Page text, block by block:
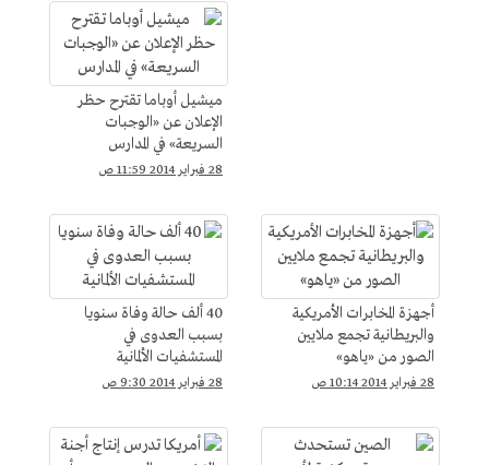
ميشيل أوباما تقترح حظر
الإعلان عن «الوجبات
السريعة» في المدارس
28 فبراير 2014 11:59 ص
أجهزة المخابرات الأمريكية
والبريطانية تجمع ملايين
الصور من «ياهو»
28 فبراير 2014 10:14 ص
40 ألف حالة وفاة سنويا
بسبب العدوى في
المستشفيات الألمانية
28 فبراير 2014 9:30 ص